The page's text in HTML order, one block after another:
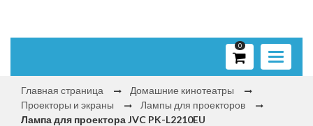
Toggle
0
Главная страница
Домашние кинотеатры
Проекторы и экраны
Лампы для проекторов
Лампа для проектора JVC PK-L2210EU